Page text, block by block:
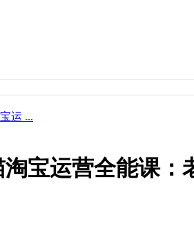
运 ...
淘宝运营全能课